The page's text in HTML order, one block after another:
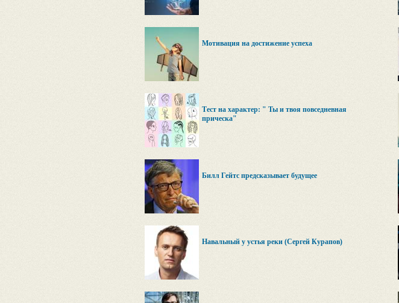
Мотивация на достижение успеха
Тест на характер: " Ты и твоя повседневная
прическа"
Билл Гейтс предсказывает будущее
Навальный у устья реки (Сергей Курапов)